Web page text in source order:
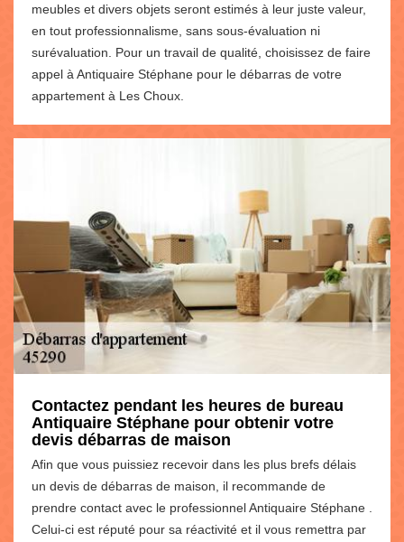
meubles et divers objets seront estimés à leur juste valeur,
en tout professionnalisme, sans sous-évaluation ni
surévaluation. Pour un travail de qualité, choisissez de faire
appel à Antiquaire Stéphane pour le débarras de votre
appartement à Les Choux.
Contactez pendant les heures de bureau
Antiquaire Stéphane pour obtenir votre
devis débarras de maison
Afin que vous puissiez recevoir dans les plus brefs délais
un devis de débarras de maison, il recommande de
prendre contact avec le professionnel Antiquaire Stéphane .
Celui-ci est réputé pour sa réactivité et il vous remettra par